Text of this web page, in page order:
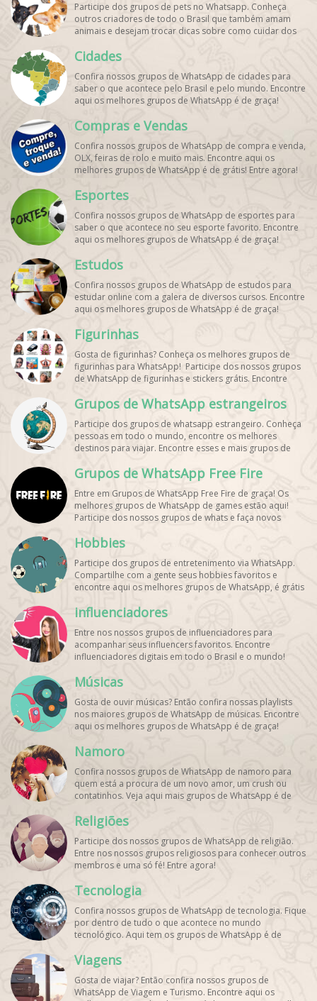
Participe dos grupos de pets no Whatsapp. Conheça
outros criadores de todo o Brasil que também amam
animais e desejam trocar dicas sobre como cuidar dos
graça!
Cidades
Confira nossos grupos de WhatsApp de cidades para
saber o que acontece pelo Brasil e pelo mundo. Encontre
aqui os melhores grupos de WhatsApp é de graça!
Compras e Vendas
Confira nossos grupos de WhatsApp de compra e venda,
OLX, feiras de rolo e muito mais. Encontre aqui os
melhores grupos de WhatsApp é de grátis! Entre agora!
Esportes
Confira nossos grupos de WhatsApp de esportes para
saber o que acontece no seu esporte favorito. Encontre
aqui os melhores grupos de WhatsApp é de graça!
Estudos
Confira nossos grupos de WhatsApp de estudos para
estudar online com a galera de diversos cursos. Encontre
aqui os melhores grupos de WhatsApp é de graça!
Figurinhas
Gosta de figurinhas? Conheça os melhores grupos de
figurinhas para WhatsApp! Participe dos nossos grupos
de WhatsApp de figurinhas e stickers grátis. Encontre
perfil!
Grupos de WhatsApp estrangeiros
Participe dos grupos de whatsapp estrangeiro. Conheça
pessoas em todo o mundo, encontre os melhores
destinos para viajar. Encontre esses e mais grupos de
Grupos de WhatsApp Free Fire
Entre em Grupos de WhatsApp Free Fire de graça! Os
melhores grupos de WhatsApp de games estão aqui!
Participe dos nossos grupos de whats e faça novos
Hobbies
Participe dos grupos de entretenimento via WhatsApp.
Compartilhe com a gente seus hobbies favoritos e
encontre aqui os melhores grupos de WhatsApp, é grátis
influenciadores
Entre nos nossos grupos de influenciadores para
acompanhar seus influencers favoritos. Encontre
influenciadores digitais em todo o Brasil e o mundo!
Músicas
Gosta de ouvir músicas? Então confira nossas playlists
nos maiores grupos de WhatsApp de músicas. Encontre
aqui os melhores grupos de WhatsApp é de graça!
Namoro
Confira nossos grupos de WhatsApp de namoro para
quem está a procura de um novo amor, um crush ou
contatinhos. Veja aqui mais grupos de WhatsApp é de
Religiões
Participe dos nossos grupos de WhatsApp de religião.
Entre nos nossos grupos religiosos para conhecer outros
membros e uma só fé! Entre agora!
Tecnologia
Confira nossos grupos de WhatsApp de tecnologia. Fique
por dentro de tudo o que acontece no mundo
tecnológico. Aqui tem os grupos de WhatsApp é de
Viagens
Gosta de viajar? Então confira nossos grupos de
WhatsApp de Viagem e Turismo. Encontre aqui os